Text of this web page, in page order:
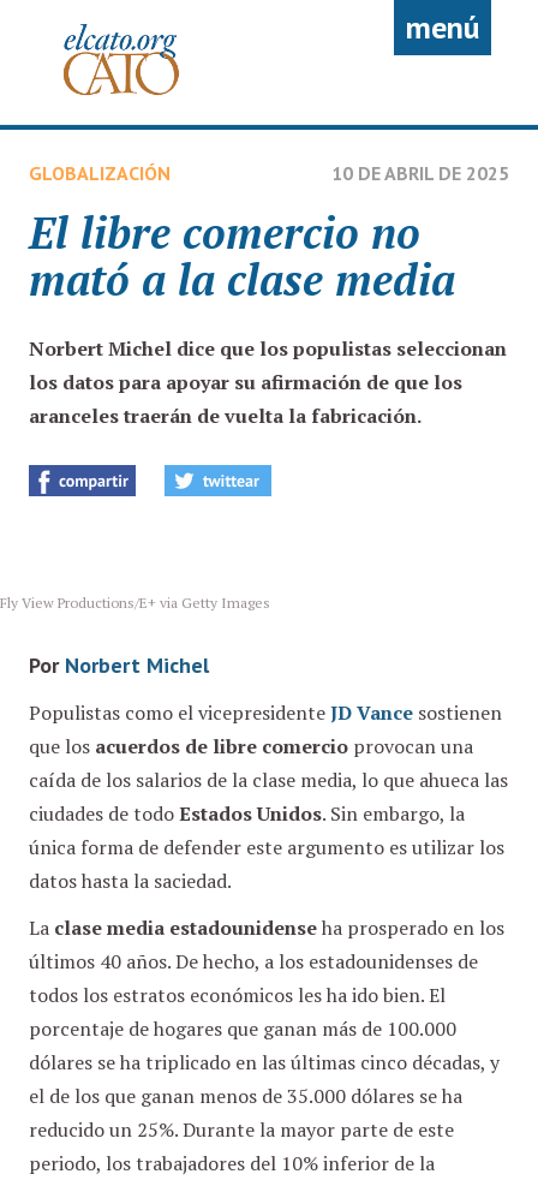
menú
GLOBALIZACIÓN 10 DE ABRIL DE 2025
El libre comercio no
mató a la clase media
Norbert Michel dice que los populistas seleccionan
los datos para apoyar su afirmación de que los
aranceles traerán de vuelta la fabricación.
Fly View Productions/E+ via Getty Images
Por Norbert Michel
Populistas como el vicepresidenteJD Vance sostienen
que los acuerdos de libre comercio provocan una
caída de los salarios de la clase media, lo que ahueca las
ciudades de todoEstados Unidos. Sin embargo, la
única forma de defender este argumento es utilizar los
datos hasta la saciedad.
La clase media estadounidenseha prosperado en los
últimos 40 años. De hecho, a los estadounidenses de
todos los estratos económicos les ha ido bien. El
porcentaje de hogares que ganan más de 100.000
dólares se ha triplicado en las últimas cinco décadas, y
el de los que ganan menos de 35.000 dólares se ha
reducido un 25%. Durante la mayor parte de este
periodo, los trabajadores del 10% inferior de la